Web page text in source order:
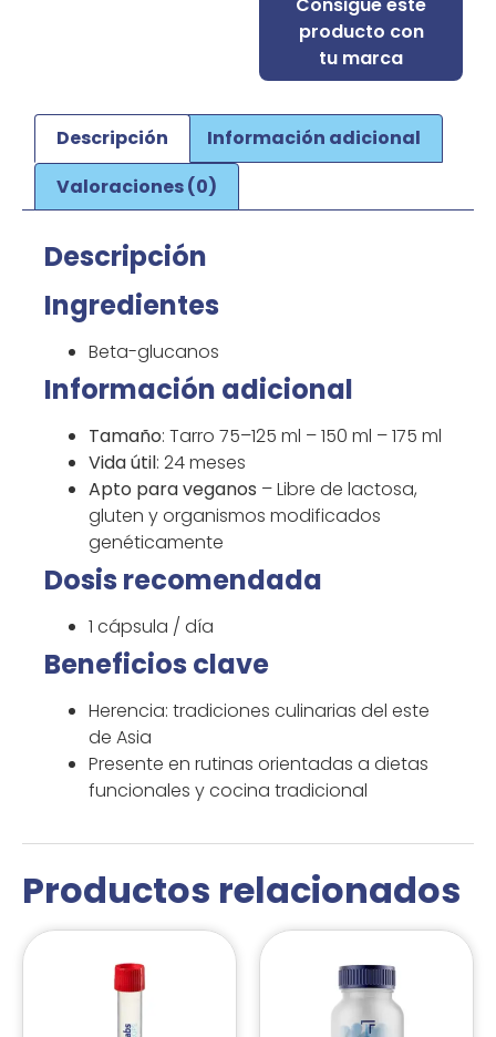
producto con
tu marca
Descripción
Información adicional
Valoraciones (0)
Descripción
Ingredientes
Beta-glucanos
Información adicional
Tamaño: Tarro 75–125 ml – 150 ml – 175 ml
Vida útil: 24 meses
Apto para veganos – Libre de lactosa,
gluten y organismos modificados
genéticamente
Dosis recomendada
1 cápsula / día
Beneficios clave
Herencia: tradiciones culinarias del este
de Asia
Presente en rutinas orientadas a dietas
funcionales y cocina tradicional
Productos relacionados